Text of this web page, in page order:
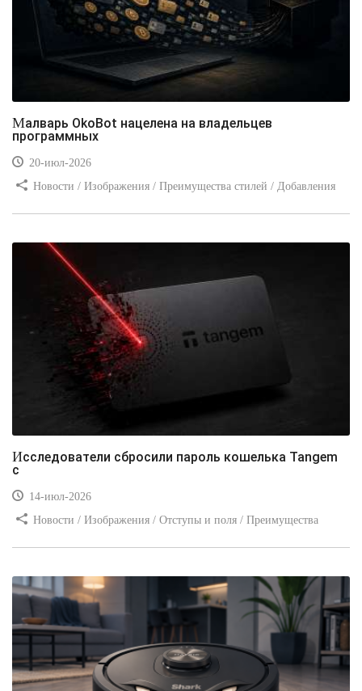
Малварь OkoBot нацелена на владельцев
программных
20-июл-2026
Новости / Изображения / Преимущества стилей / Добавления
Исследователи сбросили пароль кошелька Tangem
с
14-июл-2026
Новости / Изображения / Отступы и поля / Преимущества